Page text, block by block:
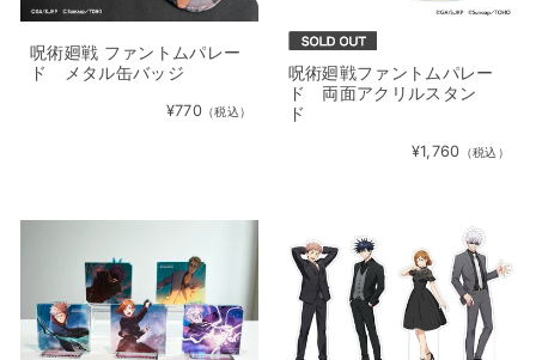
呪術廻戦 ファントムパレー
ド メタル缶バッジ
¥770 （税込）
呪術廻戦ファントムパレー
ド 両面アクリルスタン
ド
¥1,760 （税込）